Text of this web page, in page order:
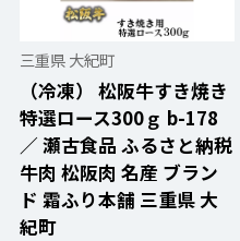
三重県 大紀町
（冷凍） 松阪牛すき焼き
特選ロース300ｇ b-178
／ 瀬古食品 ふるさと納税
牛肉 松阪肉 名産 ブラン
ド 霜ふり本舗 三重県 大
紀町